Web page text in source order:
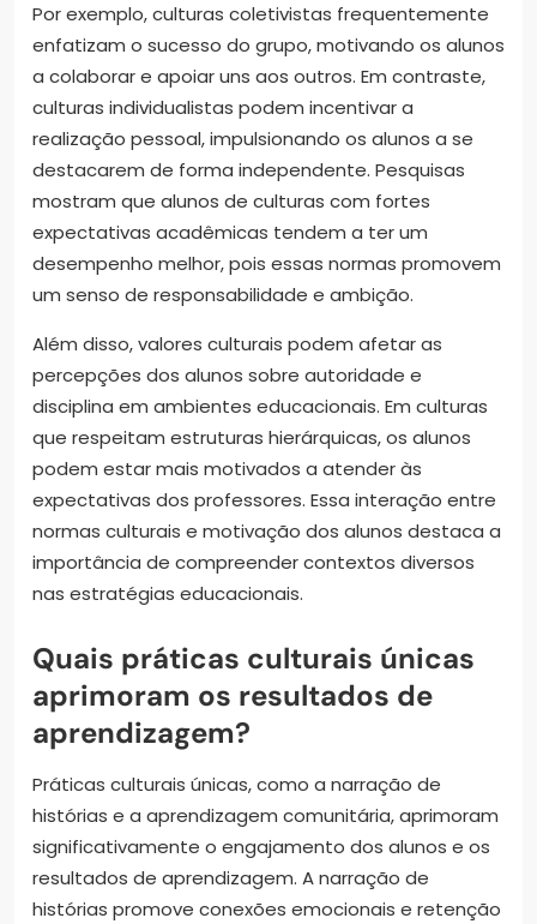
Por exemplo, culturas coletivistas frequentemente
enfatizam o sucesso do grupo, motivando os alunos
a colaborar e apoiar uns aos outros. Em contraste,
culturas individualistas podem incentivar a
realização pessoal, impulsionando os alunos a se
destacarem de forma independente. Pesquisas
mostram que alunos de culturas com fortes
expectativas acadêmicas tendem a ter um
desempenho melhor, pois essas normas promovem
um senso de responsabilidade e ambição.
Além disso, valores culturais podem afetar as
percepções dos alunos sobre autoridade e
disciplina em ambientes educacionais. Em culturas
que respeitam estruturas hierárquicas, os alunos
podem estar mais motivados a atender às
expectativas dos professores. Essa interação entre
normas culturais e motivação dos alunos destaca a
importância de compreender contextos diversos
nas estratégias educacionais.
Quais práticas culturais únicas
aprimoram os resultados de
aprendizagem?
Práticas culturais únicas, como a narração de
histórias e a aprendizagem comunitária, aprimoram
significativamente o engajamento dos alunos e os
resultados de aprendizagem. A narração de
histórias promove conexões emocionais e retenção